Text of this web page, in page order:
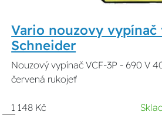
Vario nouzovy vypínač
Schneider
Nouzový vypínač VCF-3P - 690 V
červená rukojeť
1 148 Kč